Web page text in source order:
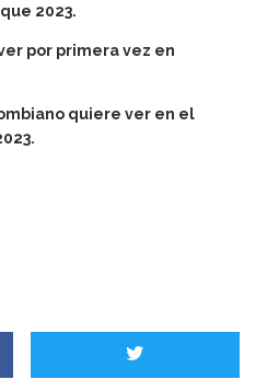
2023.
por primera vez en
quiere ver en el